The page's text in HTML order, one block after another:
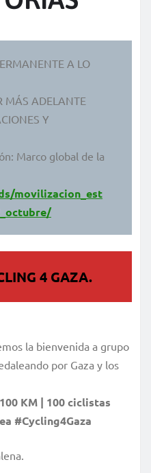
A LO
MÁS ADELANTE
Y
Marco global de la
movilizacion_est
4 GAZA.
la bienvenida a grupo
por Gaza y los
KM | 100 ciclistas
#Cycling4Gaza